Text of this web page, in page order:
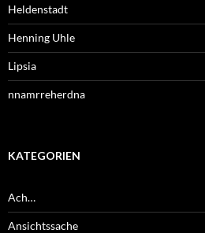
Heldenstadt
Henning Uhle
Lipsia
nnamrreherdna
KATEGORIEN
Ach…
Ansichtssache